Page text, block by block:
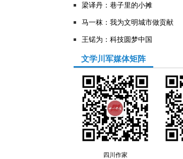
​梁译丹：巷子里的小摊
马一秣：我为文明城市做贡献
王锘为：科技圆梦中国
文学川军媒体矩阵
四川作家